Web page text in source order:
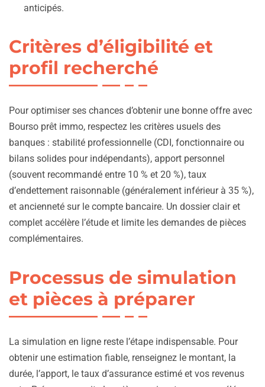
anticipés.
Critères d’éligibilité et
profil recherché
Pour optimiser ses chances d’obtenir une bonne offre avec
Bourso prêt immo, respectez les critères usuels des
banques : stabilité professionnelle (CDI, fonctionnaire ou
bilans solides pour indépendants), apport personnel
(souvent recommandé entre 10 % et 20 %), taux
d’endettement raisonnable (généralement inférieur à 35 %),
et ancienneté sur le compte bancaire. Un dossier clair et
complet accélère l’étude et limite les demandes de pièces
complémentaires.
Processus de simulation
et pièces à préparer
La simulation en ligne reste l’étape indispensable. Pour
obtenir une estimation fiable, renseignez le montant, la
durée, l’apport, le taux d’assurance estimé et vos revenus